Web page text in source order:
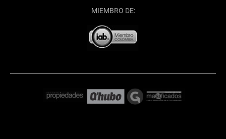
MIEMBRO DE: